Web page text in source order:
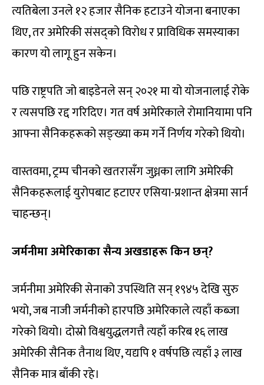
त्यतिबेला उनले १२ हजार सैनिक हटाउने योजना बनाएका
थिए, तर अमेरिकी संसद्को विरोध र प्राविधिक समस्याका
कारण यो लागू हुन सकेन।
पछि राष्ट्रपति जो बाइडेनले सन् २०२१ मा यो योजनालाई रोके
र त्यसपछि रद्द गरिदिए। गत वर्ष अमेरिकाले रोमानियामा पनि
आफ्ना सैनिकहरूको सङ्ख्या कम गर्ने निर्णय गरेको थियो।
वास्तवमा, ट्रम्प चीनको खतरासँग जुध्नका लागि अमेरिकी
सैनिकहरूलाई युरोपबाट हटाएर एसिया-प्रशान्त क्षेत्रमा सार्न
चाहन्छन्।
जर्मनीमा अमेरिकाका सैन्य अखडाहरू किन छन्?
जर्मनीमा अमेरिकी सेनाको उपस्थिति सन् १९४५ देखि सुरु
भयो, जब नाजी जर्मनीको हारपछि अमेरिकाले त्यहाँ कब्जा
गरेको थियो। दोस्रो विश्वयुद्धलगत्तै त्यहाँ करिब १६ लाख
अमेरिकी सैनिक तैनाथ थिए, यद्यपि १ वर्षपछि त्यहाँ ३ लाख
सैनिक मात्र बाँकी रहे।